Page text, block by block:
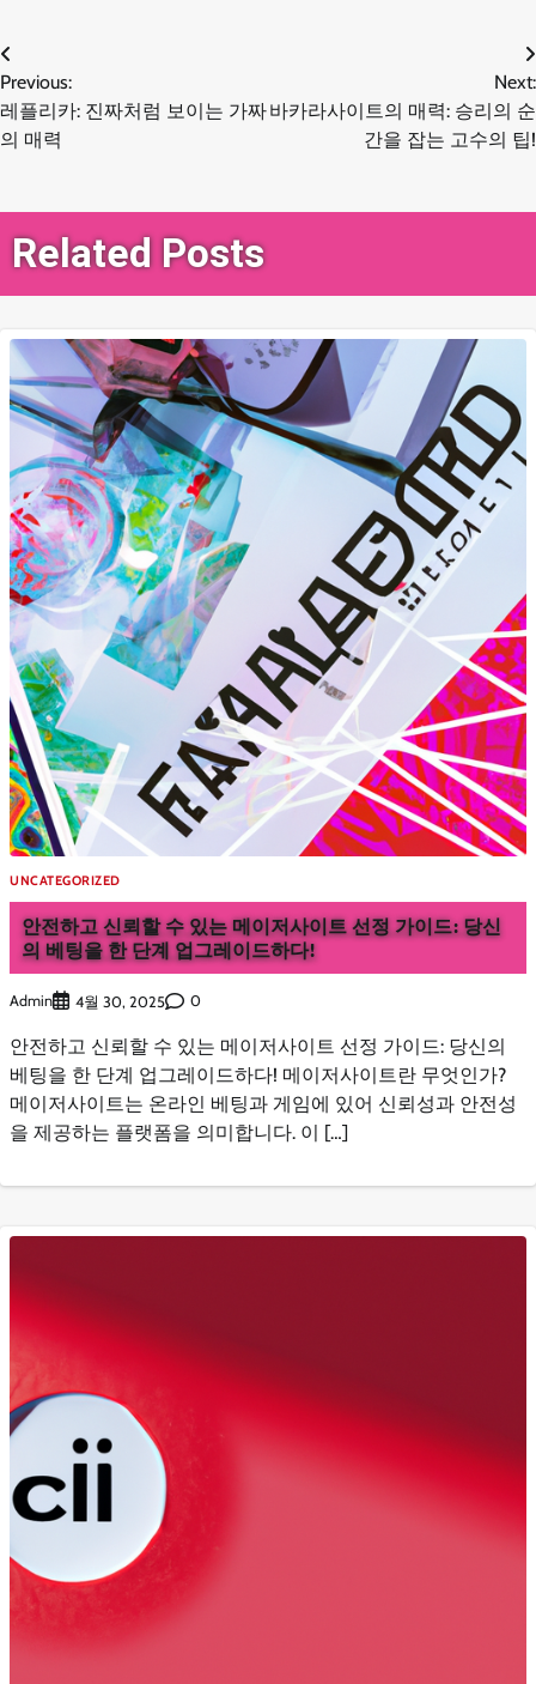
글
탐
색
Previous:
레플리카: 진짜처럼 보이는 가짜
의 매력
Next:
바카라사이트의 매력: 승리의 순
간을 잡는 고수의 팁!
Related Posts
UNCATEGORIZED
안전하고 신뢰할 수 있는 메이저사이트 선정 가이드: 당신
의 베팅을 한 단계 업그레이드하다!
Admin 4월 30, 2025 0
안전하고 신뢰할 수 있는 메이저사이트 선정 가이드: 당신의
베팅을 한 단계 업그레이드하다! 메이저사이트란 무엇인가?
메이저사이트는 온라인 베팅과 게임에 있어 신뢰성과 안전성
을 제공하는 플랫폼을 의미합니다. 이 […]